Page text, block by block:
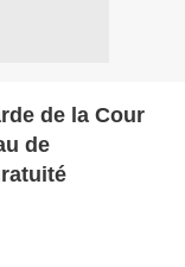
de la Cour
de